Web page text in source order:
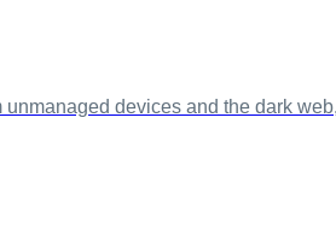
devices and the dark